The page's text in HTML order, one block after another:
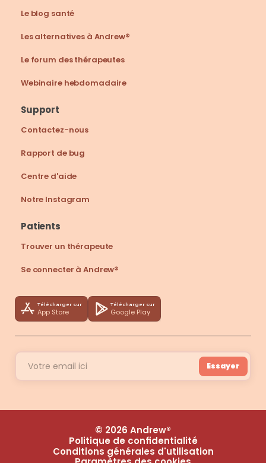
Le blog santé
Les alternatives à Andrew®
Le forum des thérapeutes
Webinaire hebdomadaire
Support
Rapport de bug
Contactez-nous
Notre Instagram
Centre d'aide
Patients
Trouver un thérapeute
Se connecter à Andrew®
Télécharger sur
App Store
Télécharger sur
Google Play
Essayer
© 2026 Andrew®
Politique de confidentialité
Conditions générales d'utilisation